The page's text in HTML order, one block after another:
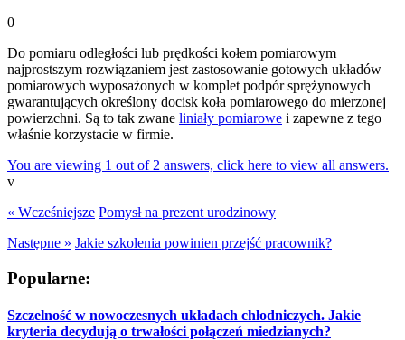
0
Do pomiaru odległości lub prędkości kołem pomiarowym
najprostszym rozwiązaniem jest zastosowanie gotowych układów
pomiarowych wyposażonych w komplet podpór sprężynowych
gwarantujących określony docisk koła pomiarowego do mierzonej
powierzchni. Są to tak zwane liniały pomiarowe i zapewne z tego
właśnie korzystacie w firmie.
You are viewing 1 out of 2 answers, click here to view all answers.
v
« Wcześniejsze Pomysł na prezent urodzinowy
Następne » Jakie szkolenia powinien przejść pracownik?
Popularne:
Szczelność w nowoczesnych układach chłodniczych. Jakie
kryteria decydują o trwałości połączeń miedzianych?